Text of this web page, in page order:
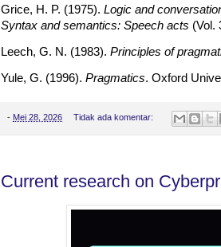
Grice, H. P. (1975). Logic and
Syntax and semantics: Speech acts (Vol.
Leech, G. N. (1983). Principles of
Yule, G. (1996). Pragmatics. Oxford
- Mei 28, 2026 Tidak ada komentar:
Current research on